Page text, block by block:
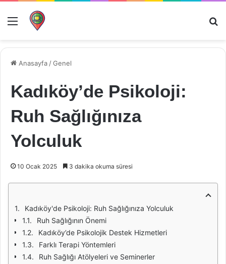
Menü
Anasayfa /Genel
Kadıköy’de Psikoloji:
Ruh Sağlığınıza
Yolculuk
10 Ocak 2025 3 dakika okuma süresi
Kadıköy'de Psikoloji: Ruh Sağlığınıza Yolculuk
Ruh Sağlığının Önemi
Kadıköy’de Psikolojik Destek Hizmetleri
Farklı Terapi Yöntemleri
Ruh Sağlığı Atölyeleri ve Seminerler